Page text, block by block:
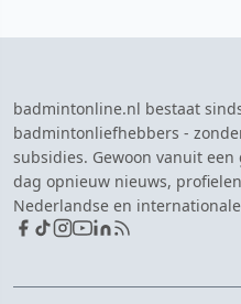
badmintonline.nl bestaat
badmintonliefhebbers -
subsidies. Gewoon vanuit
dag opnieuw nieuws,
Nederlandse en